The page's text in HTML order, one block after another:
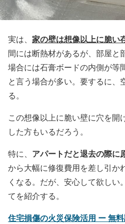
実は、 家の壁は想像以上に脆い
間には断熱材があるが、部屋と
場合には石膏ボードの内側が等
と言う場合が多い。要するに、
る。
この想像以上に脆い壁に穴を開
した方もいるだろう。
特に、 アパートだと退去の際に
から大幅に修復費用を差し引か
くなる。だが、安心して欲しい
てを紹介する。
住宅損傷の火災保険活用 ー 無料